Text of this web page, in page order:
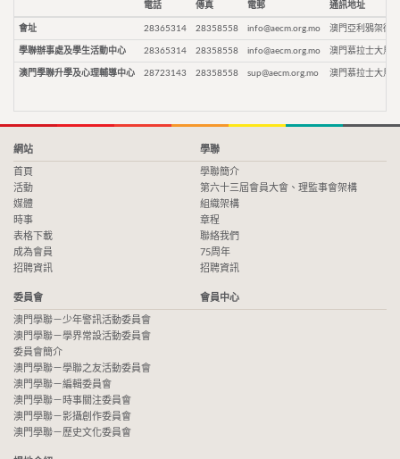
電話 傳真 電郵 通訊地址
會址 28365314 28358558 info@aecm.org.mo 澳門亞利鴉架街9
學聯辦事處及學生活動中心 28365314 28358558 info@aecm.org.mo 澳門慕拉士大馬
澳門學聯升學及心理輔導中心 28723143 28358558 sup@aecm.org.mo 澳門慕拉士大馬
網站
首頁
活動
媒體
時事
表格下載
成為會員
招聘資訊
學聯
學聯簡介
第六十三屆會員大會、理監事會架構
組織架構
章程
聯絡我們
75周年
招聘資訊
委員會
澳門學聯－少年警訊活動委員會
澳門學聯－學界常設活動委員會
委員會簡介
澳門學聯－學聯之友活動委員會
澳門學聯－編輯委員會
澳門學聯－時事關注委員會
澳門學聯－影攝創作委員會
澳門學聯－歷史文化委員會
會員中心